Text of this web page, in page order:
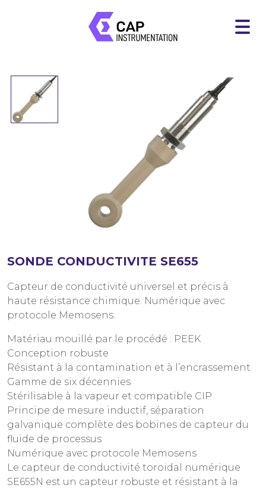
SONDE CONDUCTIVITE SE655
Capteur de conductivité universel et précis à
haute résistance chimique. Numérique avec
protocole Memosens.
Matériau mouillé par le procédé : PEEK
Conception robuste
Résistant à la contamination et à l’encrassement
Gamme de six décennies
Stérilisable à la vapeur et compatible CIP
Principe de mesure inductif, séparation
galvanique complète des bobines de capteur du
fluide de processus
Numérique avec protocole Memosens
Le capteur de conductivité toroïdal numérique
SE655N est un capteur robuste et résistant à la